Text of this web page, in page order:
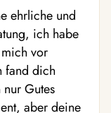
ehrliche und
ich habe
vor
fand dich
Gutes
aber deine